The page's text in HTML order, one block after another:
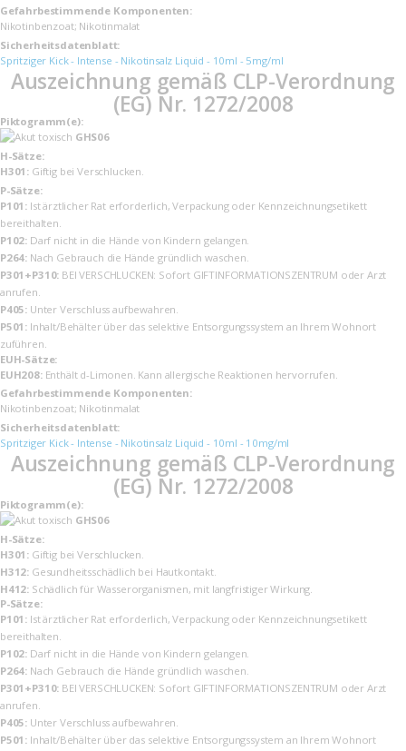
Gefahrbestimmende Komponenten:
Nikotinbenzoat; Nikotinmalat
Sicherheits­datenblatt:
Spritziger Kick - Intense - Nikotinsalz Liquid - 10ml - 5mg/ml
Auszeichnung gemäß CLP-Verordnung
(EG) Nr. 1272/2008
Piktogramm(e):
GHS06
H-Sätze:
H301: Giftig bei Verschlucken.
P-Sätze:
P101: Ist ärztlicher Rat erforderlich, Verpackung oder Kennzeichnungsetikett
bereithalten.
P102: Darf nicht in die Hände von Kindern gelangen.
P264: Nach Gebrauch die Hände gründlich waschen.
P301+P310: BEI VERSCHLUCKEN: Sofort GIFTINFORMATIONSZENTRUM oder Arzt
anrufen.
P405: Unter Verschluss aufbewahren.
P501: Inhalt/Behälter über das selektive Entsorgungssystem an Ihrem Wohnort
zuführen.
EUH-Sätze:
EUH208:Enthält d-Limonen. Kann allergische Reaktionen hervorrufen.
Gefahrbestimmende Komponenten:
Nikotinbenzoat; Nikotinmalat
Sicherheits­datenblatt:
Spritziger Kick - Intense - Nikotinsalz Liquid - 10ml - 10mg/ml
Auszeichnung gemäß CLP-Verordnung
(EG) Nr. 1272/2008
Piktogramm(e):
GHS06
H-Sätze:
H301: Giftig bei Verschlucken.
H312: Gesundheitsschädlich bei Hautkontakt.
H412: Schädlich für Wasserorganismen, mit langfristiger Wirkung.
P-Sätze:
P101: Ist ärztlicher Rat erforderlich, Verpackung oder Kennzeichnungsetikett
bereithalten.
P102: Darf nicht in die Hände von Kindern gelangen.
P264: Nach Gebrauch die Hände gründlich waschen.
P301+P310: BEI VERSCHLUCKEN: Sofort GIFTINFORMATIONSZENTRUM oder Arzt
anrufen.
P405: Unter Verschluss aufbewahren.
P501: Inhalt/Behälter über das selektive Entsorgungssystem an Ihrem Wohnort